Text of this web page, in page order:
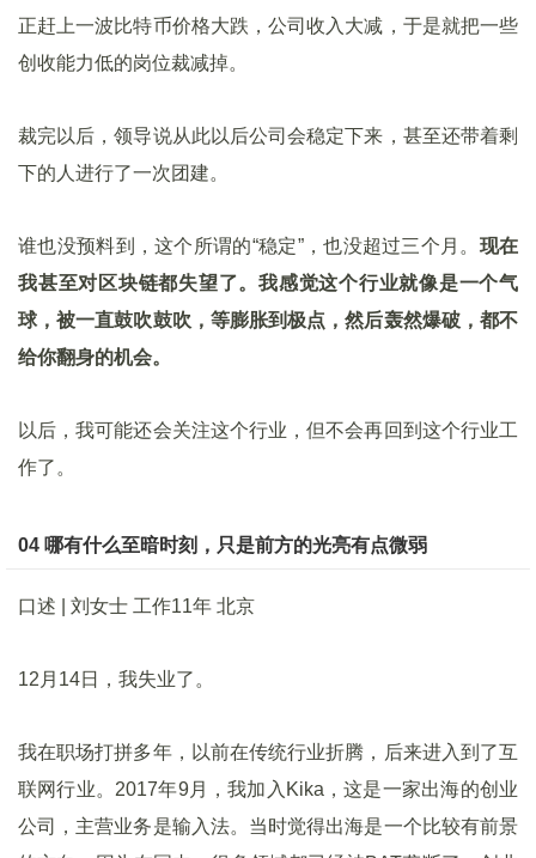
正赶上一波比特币价格大跌，公司收入大减，于是就把一些
创收能力低的岗位裁减掉。
裁完以后，领导说从此以后公司会稳定下来，甚至还带着剩
下的人进行了一次团建。
谁也没预料到，这个所谓的“稳定”，也没超过三个月。 现在
我甚至对区块链都失望了。我感觉这个行业就像是一个气
球，被一直鼓吹鼓吹，等膨胀到极点，然后轰然爆破，都不
给你翻身的机会。
以后，我可能还会关注这个行业，但不会再回到这个行业工
作了。
04 哪有什么至暗时刻，只是前方的光亮有点微弱
口述 | 刘女士 工作11年 北京
12月14日，我失业了。
我在职场打拼多年，以前在传统行业折腾，后来进入到了互
联网行业。2017年9月，我加入Kika，这是一家出海的创业
公司，主营业务是输入法。当时觉得出海是一个比较有前景